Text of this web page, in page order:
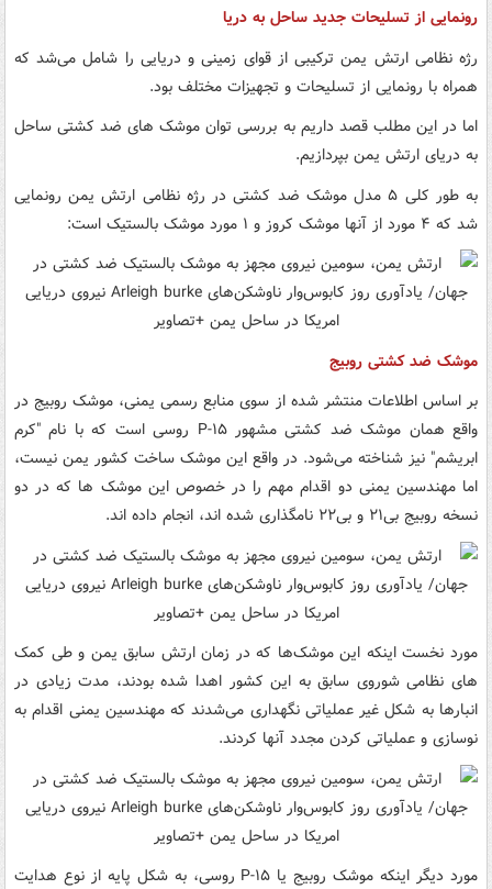
رونمایی از تسلیحات جدید ساحل به دریا
رژه نظامی ارتش یمن ترکیبی از قوای زمینی و دریایی را شامل می‌شد که
همراه با رونمایی از تسلیحات و تجهیزات مختلف بود.
اما در این مطلب قصد داریم به بررسی توان موشک های ضد کشتی ساحل
به دریای ارتش یمن بپردازیم.
به طور کلی ۵ مدل موشک ضد کشتی در رژه نظامی ارتش یمن رونمایی
شد که ۴ مورد از آنها موشک کروز و ۱ مورد موشک بالستیک است:
موشک ضد کشتی روبیج
بر اساس اطلاعات منتشر شده از سوی منابع رسمی یمنی، موشک روبیج در
واقع همان موشک ضد کشتی مشهور P-۱۵ روسی است که با نام "کرم
ابریشم" نیز شناخته می‌شود. در واقع این موشک ساخت کشور یمن نیست،
اما مهندسین یمنی دو اقدام مهم را در خصوص این موشک ها که در دو
نسخه روبیج بی۲۱ و بی۲۲ نامگذاری شده اند، انجام داده اند.
مورد نخست اینکه این موشک‌ها که در زمان ارتش سابق یمن و طی کمک
های نظامی شوروی سابق به این کشور اهدا شده بودند، مدت زیادی در
انبارها به شکل غیر عملیاتی نگهداری می‌شدند که مهندسین یمنی اقدام به
نوسازی و عملیاتی کردن مجدد آنها کردند.
مورد دیگر اینکه موشک روبیج یا P-۱۵ روسی، به شکل پایه از نوع هدایت